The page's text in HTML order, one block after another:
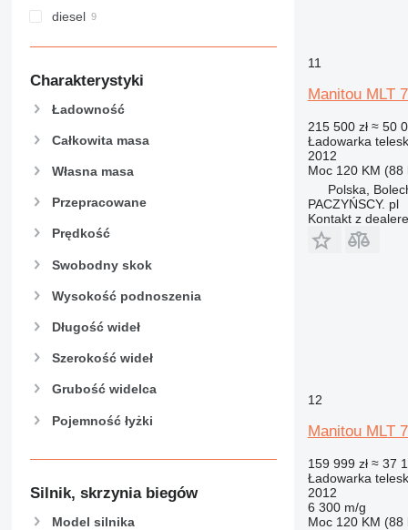
diesel
Charakterystyki
Ładowność
Całkowita masa
Własna masa
Przepracowane
Prędkość
Swobodny skok
Wysokość podnoszenia
Długość wideł
Szerokość wideł
Grubość widelca
Pojemność łyżki
Silnik, skrzynia biegów
Model silnika
11
Manitou MLT
215 500 zł ≈ 50
Ładowarka
2012
Moc 120 KM (88
Polska,
PACZYŃSCY. pl
Kontakt z
12
Manitou MLT
159 999 zł ≈ 37
Ładowarka
2012
6 300 m/g
Moc 120 KM (88